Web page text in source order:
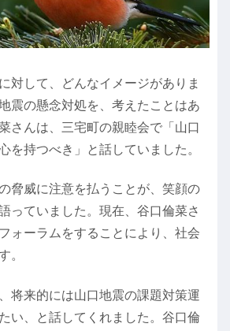
対して、どんなイメージがありま
震の懸念対処を、考えたことはあ
さんは、三宅町の親睦会で「山口
を持つべき」と話していました。
脅威に注意を払うことが、笑顔の
っていました。現在、谷口倫菜さ
ォーラムをすることにより、社会
。
将来的には山口地震の課題対策運
い、と話してくれました。谷口倫